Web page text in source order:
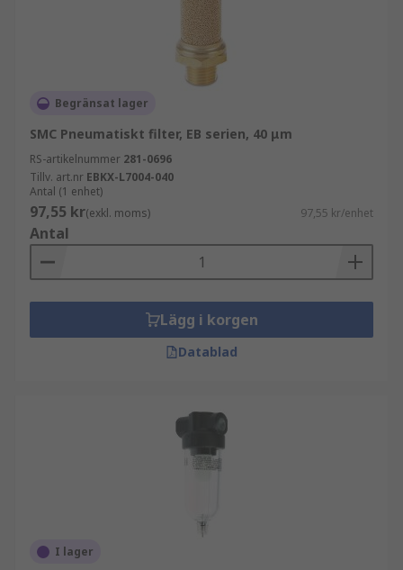
Begränsat lager
SMC Pneumatiskt filter, EB serien, 40 μm
RS-artikelnummer 281-0696
Tillv. art.nr EBKX-L7004-040
Antal (1 enhet)
97,55 kr(exkl. moms) 97,55 kr/enhet
Antal
Lägg i korgen
Datablad
I lager